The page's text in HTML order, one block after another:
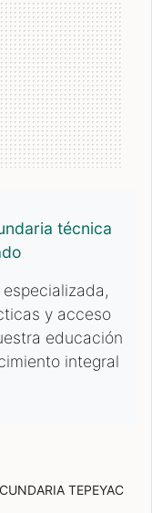
técnica
y acceso
educación
integral
TEPEYAC